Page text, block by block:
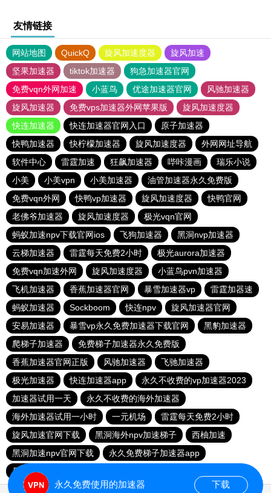
友情链接
网站地图 QuickQ 旋风加速度器
旋风加速
坚果加速器
tiktok加速器
狗急加速器官网
免费vqn外网加速
小蓝鸟 优途加速器官网
风驰加速器
旋风加速器
免费vps加速器外网苹果版
旋风加速度器
快连加速器
快连加速器官网入口
原子加速器
快鸭加速器
快柠檬加速器 旋风加速度器
外网网址导航
软件中心
雷霆加速 狂飙加速器 哔咔漫画
瑞乐小说
小美
小美vpn 小美加速器
油管加速器永久免费版
免费vqn外网
快鸭vp加速器 旋风加速度器
快鸭官网
老佛爷加速器
旋风加速度器
极光vqn官网
蚂蚁加速npv下载官网ios
飞狗加速器
黑洞nvp加速器
云梯加速器
雷霆每天免费2小时
极光aurora加速器
免费vqn加速外网
旋风加速度器
小蓝鸟pvn加速器
飞机加速器
香蕉加速器官网 暴雪加速器vp
雷霆加器速
蚂蚁加速器
Sockboom 快连npv
旋风加速器官网
安易加速器
暴雪vp永久免费加速器下载官网
黑豹加速器
爬梯子加速器
免费梯子加速器永久免费版
香蕉加速器官网正版
风驰加速器
飞驰加速器
极光加速器
快连加速器app
永久不收费的vp加速器2023
加速器试用一天
永久不收费的海外加速器
海外加速器试用一小时
一元机场
雷霆每天免费2小时
旋风加速官网下载
黑洞海外npv加速梯子
西柚加速
黑洞加速npv官网下载
永久免费梯子加速器app
暴雪加速器
永久免费使用的加速器 下载